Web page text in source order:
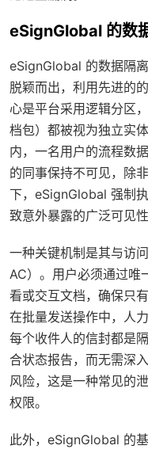
eSignGlobal 的数
eSignGlobal 的数据隔
脱颖而出，利用先进的
心是平台采用逻辑分区
档包）都被视为独立实
内，一名用户的流程
的同事保持不可见，除
下，eSignGlobal 强制
致意外暴露的广泛可见性
一种关键机制是其与访
AC）。用户必须通过唯
看或交互文档，确保只
在批量发送操作中，人
每个收件人的信封都是
合状态报告，而无需深
风险，这是一种常见的
权限。
此外，eSignGlobal 的